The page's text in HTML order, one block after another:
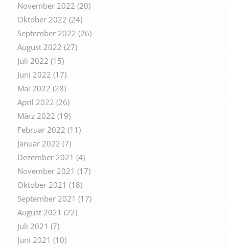
November 2022 (20)
Oktober 2022 (24)
September 2022 (26)
August 2022 (27)
Juli 2022 (15)
Juni 2022 (17)
Mai 2022 (28)
April 2022 (26)
März 2022 (19)
Februar 2022 (11)
Januar 2022 (7)
Dezember 2021 (4)
November 2021 (17)
Oktober 2021 (18)
September 2021 (17)
August 2021 (22)
Juli 2021 (7)
Juni 2021 (10)